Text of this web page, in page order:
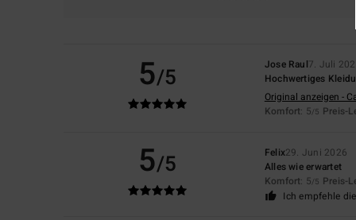
5/5 Jose Raul7. Juli
Hochwertiges
Original anzeigen -
Komfort: 5/5 Preis-
5/5 Felix29. Juni 2026
Alles wie erwartet
Komfort: 5/5 Preis-
Ich empfehle